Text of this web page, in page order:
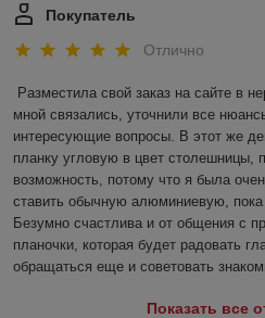
Покупатель
Отлично
Разместила свой заказ на сайте в
мной связались, уточнили все
интересующие вопросы. В этот же
планку угловую в цвет столешницы,
возможность, потому что я была
ставить обычную алюминиевую, пока
Безумно счастлива и от общения с
планочки, которая будет радовать
обращаться еще и советовать
Показать все